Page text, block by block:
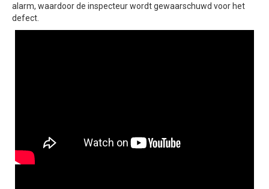
alarm, waardoor de inspecteur wordt gewaarschuwd voor het
defect.